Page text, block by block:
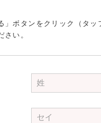
ボタンをクリック（タッ
い。